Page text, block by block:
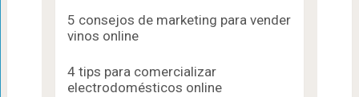
5 consejos de marketing para vender
vinos online
4 tips para comercializar
electrodomésticos online